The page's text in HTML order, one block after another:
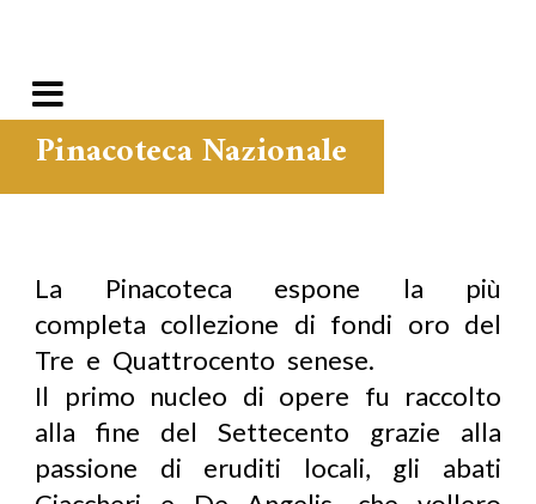
Pinacoteca Nazionale
La Pinacoteca espone la più
completa collezione di fondi oro del
Tre e Quattrocento senese.
Il primo nucleo di opere fu raccolto
alla fine del Settecento grazie alla
passione di eruditi locali, gli abati